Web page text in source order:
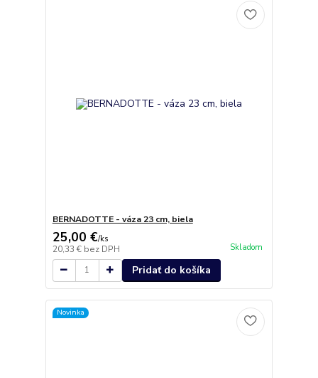
BERNADOTTE - váza 23 cm, biela
25,00 €/ks
20,33 € bez DPH Skladom
Pridať do košíka
Novinka